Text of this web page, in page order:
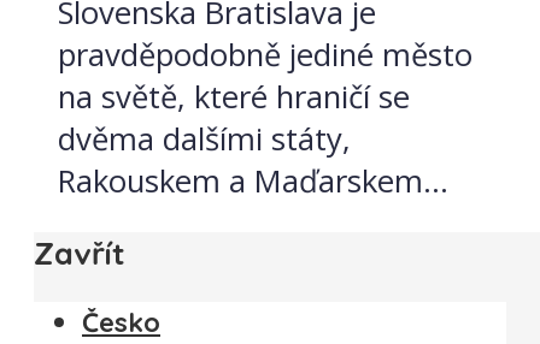
Slovenska Bratislava je
pravděpodobně jediné město
na světě, které hraničí se
dvěma dalšími státy,
Rakouskem a Maďarskem...
Zavřít
Česko